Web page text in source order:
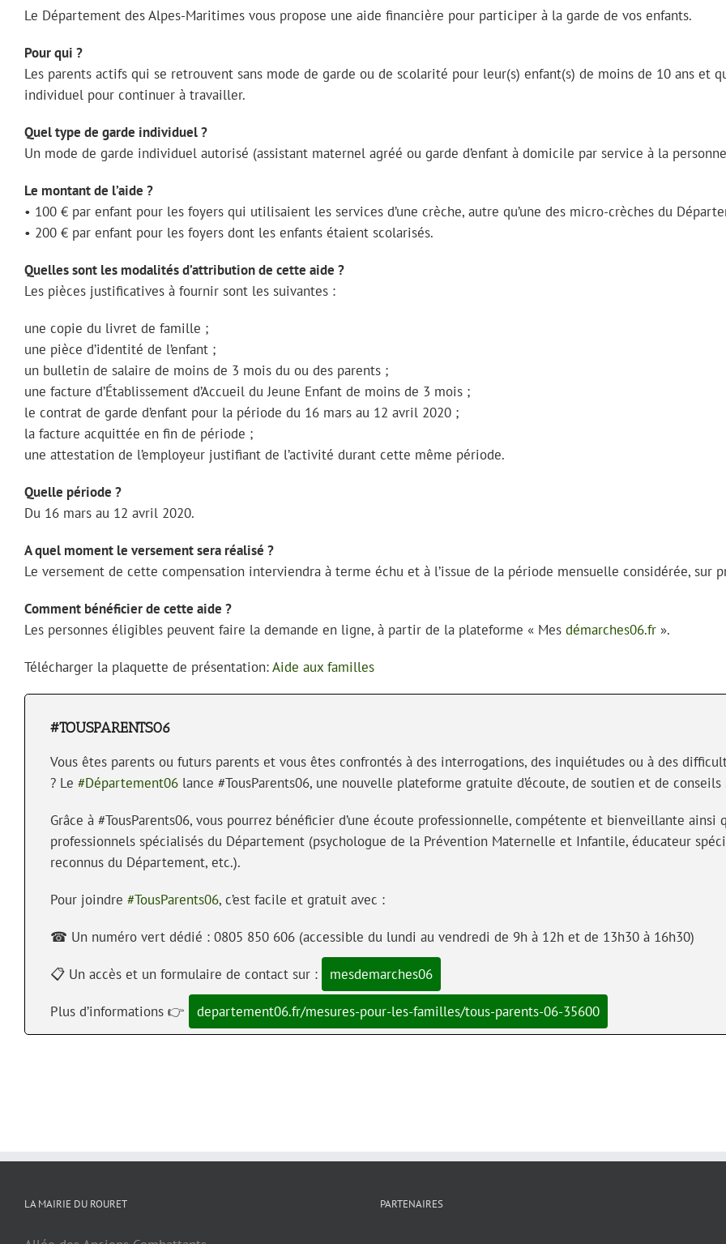
Le Département des Alpes-Maritimes vous propose une aide financière pour participer à la garde de vos enfants.
Pour qui ?
Les parents actifs qui se retrouvent sans mode de garde ou de scolarité pour leur(s) enfant(s) de moins de 10 ans et
individuel pour continuer à travailler.
Quel type de garde individuel ?
Un mode de garde individuel autorisé (assistant maternel agréé ou garde d’enfant à domicile par service à la
Le montant de l’aide ?
• 100 € par enfant pour les foyers qui utilisaient les services d’une crèche, autre qu’une des micro-crèches du
• 200 € par enfant pour les foyers dont les enfants étaient scolarisés.
Quelles sont les modalités d’attribution de cette aide ?
Les pièces justificatives à fournir sont les suivantes :
une copie du livret de famille ;
une pièce d’identité de l’enfant ;
un bulletin de salaire de moins de 3 mois du ou des parents ;
une facture d’Établissement d’Accueil du Jeune Enfant de moins de 3 mois ;
le contrat de garde d’enfant pour la période du 16 mars au 12 avril 2020 ;
la facture acquittée en fin de période ;
une attestation de l’employeur justifiant de l’activité durant cette même période.
Quelle période ?
Du 16 mars au 12 avril 2020.
A quel moment le versement sera réalisé ?
Le versement de cette compensation interviendra à terme échu et à l’issue de la période mensuelle considérée, sur
Comment bénéficier de cette aide ?
Les personnes éligibles peuvent faire la demande en ligne, à partir de la plateforme « Mes démarches06.fr ».
Télécharger la plaquette de présentation:Aide aux familles
#TOUSPARENTS06
Vous êtes parents ou futurs parents et vous êtes confrontés à des interrogations, des inquiétudes ou à des
? Le #Département06 lance #TousParents06, une nouvelle plateforme gratuite d’écoute, de soutien et de
Grâce à #TousParents06, vous pourrez bénéficier d’une écoute professionnelle, compétente et bienveillante ainsi
professionnels spécialisés du Département (psychologue de la Prévention Maternelle et Infantile, éducateur
reconnus du Département, etc.).
Pour joindre #TousParents06, c’est facile et gratuit avec :
☎ Un numéro vert dédié : 0805 850 606 (accessible du lundi au vendredi de 9h à 12h et de 13h30 à 16h30)
📋 Un accès et un formulaire de contact sur : mesdemarches06
Plus d’informations 👉 departement06.fr/mesures-pour-les-familles/tous-parents-06-35600
LA MAIRIE DU ROURET PARTENAIRES